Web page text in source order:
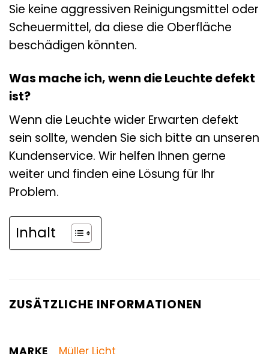
Sie keine aggressiven Reinigungsmittel oder
Scheuermittel, da diese die Oberfläche
beschädigen könnten.
Was mache ich, wenn die Leuchte defekt
ist?
Wenn die Leuchte wider Erwarten defekt
sein sollte, wenden Sie sich bitte an unseren
Kundenservice. Wir helfen Ihnen gerne
weiter und finden eine Lösung für Ihr
Problem.
Inhalt
ZUSÄTZLICHE INFORMATIONEN
MARKE Müller Licht